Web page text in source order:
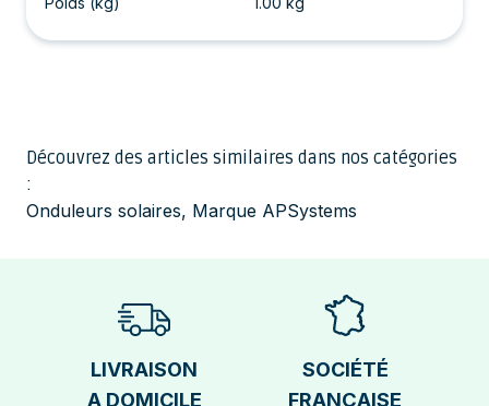
Découvrez des articles similaires dans nos catégories
:
Onduleurs solaires, Marque APSystems
LIVRAISON
A DOMICILE
SOCIÉTÉ
FRANÇAISE